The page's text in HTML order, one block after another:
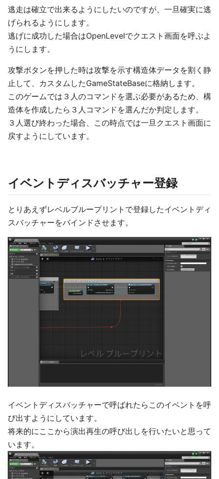
逃走は確立で出来るようにしたいのですが、一旦確実に逃
げられるようにします。
逃げに成功した場合はOpenLevelでクエスト画面を呼ぶよ
うにします。
攻撃ボタンを押した時は攻撃を示す構造体データを割く静
止して、カスタムしたGameStateBaseに格納します。
このゲームでは３人のコマンドを選ぶ必要があるため、構
造体を作成したら３人コマンドを選んだか判定します。
３人選び終わった場合、この時点では一旦クエスト画面に
戻すようにしています。
イベントディスバッチャー登録
とりあえずレベルブループリントで登録したイベントディ
スバッチャーをバインドさせます。
イベントディスバッチャーで呼ばれたらこのイベントを呼
び出すようにしています。
将来的にここから演出再生の呼び出しを行いたいと思って
います。